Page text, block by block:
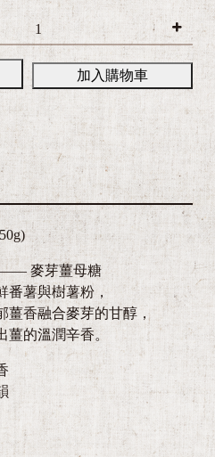
加入購物車
—— 麥芽薑母糖
番薯與樹薯粉，
薑香融合麥芽的甘醇，
的溫潤辛香。